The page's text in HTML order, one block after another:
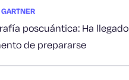
poscuántica: Ha llegado
de prepararse